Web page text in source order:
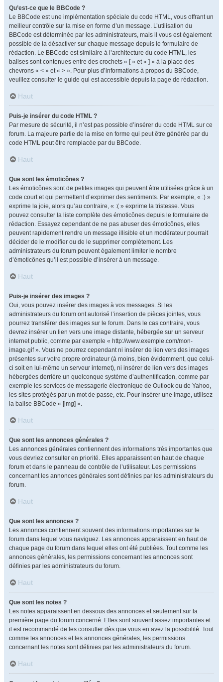
Qu’est-ce que le BBCode ?
Le BBCode est une implémentation spéciale du code HTML, vous offrant un
meilleur contrôle sur la mise en forme d’un message. L’utilisation du
BBCode est déterminée par les administrateurs, mais il vous est également
possible de la désactiver sur chaque message depuis le formulaire de
rédaction. Le BBCode est similaire à l’architecture du code HTML, les
balises sont contenues entre des crochets « [ » et « ] » à la place des
chevrons « < » et « > ». Pour plus d’informations à propos du BBCode,
veuillez consulter le guide qui est accessible depuis la page de rédaction.
Haut
Puis-je insérer du code HTML ?
Par mesure de sécurité, il n’est pas possible d’insérer du code HTML sur ce
forum. La majeure partie de la mise en forme qui peut être générée par du
code HTML peut être remplacée par du BBCode.
Haut
Que sont les émoticônes ?
Les émoticônes sont de petites images qui peuvent être utilisées grâce à un
code court et qui permettent d’exprimer des sentiments. Par exemple, « :) »
exprime la joie, alors qu’au contraire, « :( » exprime la tristesse. Vous
pouvez consulter la liste complète des émoticônes depuis le formulaire de
rédaction. Essayez cependant de ne pas abuser des émoticônes, elles
peuvent rapidement rendre un message illisible et un modérateur pourrait
décider de le modifier ou de le supprimer complètement. Les
administrateurs du forum peuvent également limiter le nombre
d’émoticônes qu’il est possible d’insérer à un message.
Haut
Puis-je insérer des images ?
Oui, vous pouvez insérer des images à vos messages. Si les
administrateurs du forum ont autorisé l’insertion de pièces jointes, vous
pourrez transférer des images sur le forum. Dans le cas contraire, vous
devrez insérer un lien vers une image distante, hébergée sur un serveur
internet public, comme par exemple « http://www.exemple.com/mon-
image.gif ». Vous ne pourrez cependant ni insérer de lien vers des images
présentes sur votre propre ordinateur (à moins, bien évidemment, que celui-
ci soit en lui-même un serveur internet), ni insérer de lien vers des images
hébergées derrière un quelconque système d’authentification, comme par
exemple les services de messagerie électronique de Outlook ou de Yahoo,
les sites protégés par un mot de passe, etc. Pour insérer une image, utilisez
la balise BBCode « [img] ».
Haut
Que sont les annonces générales ?
Les annonces générales contiennent des informations très importantes que
vous devriez consulter en priorité. Elles apparaissent en haut de chaque
forum et dans le panneau de contrôle de l’utilisateur. Les permissions
concernant les annonces générales sont définies par les administrateurs du
forum.
Haut
Que sont les annonces ?
Les annonces contiennent souvent des informations importantes sur le
forum dans lequel vous naviguez. Les annonces apparaissent en haut de
chaque page du forum dans lequel elles ont été publiées. Tout comme les
annonces générales, les permissions concernant les annonces sont
définies par les administrateurs du forum.
Haut
Que sont les notes ?
Les notes apparaissent en dessous des annonces et seulement sur la
première page du forum concerné. Elles sont souvent assez importantes et
il est recommandé de les consulter dès que vous en avez la possibilité. Tout
comme les annonces et les annonces générales, les permissions
concernant les notes sont définies par les administrateurs du forum.
Haut